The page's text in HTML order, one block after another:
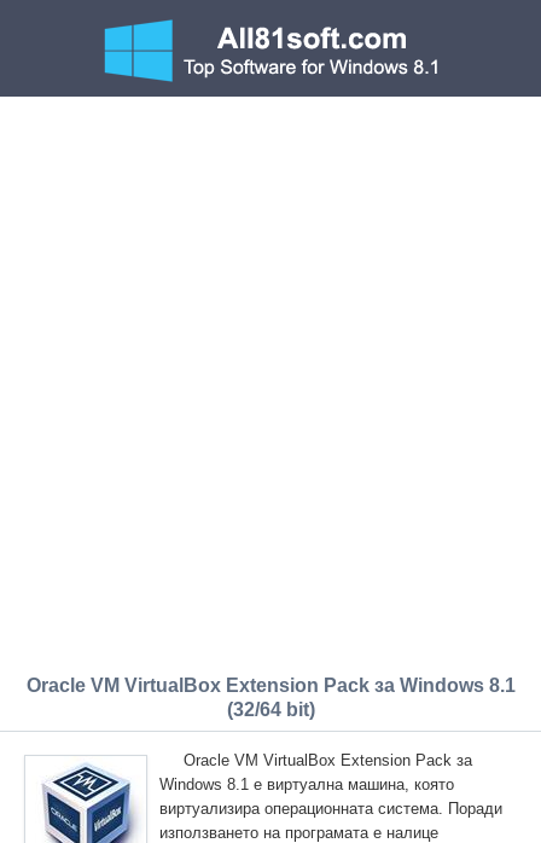
Oracle VM VirtualBox Extension Pack за Windows 8.1
(32/64 bit)
Oracle VM VirtualBox Extension Pack за
Windows 8.1 е виртуална машина, която
виртуализира операционната система. Поради
използването на програмата е налице